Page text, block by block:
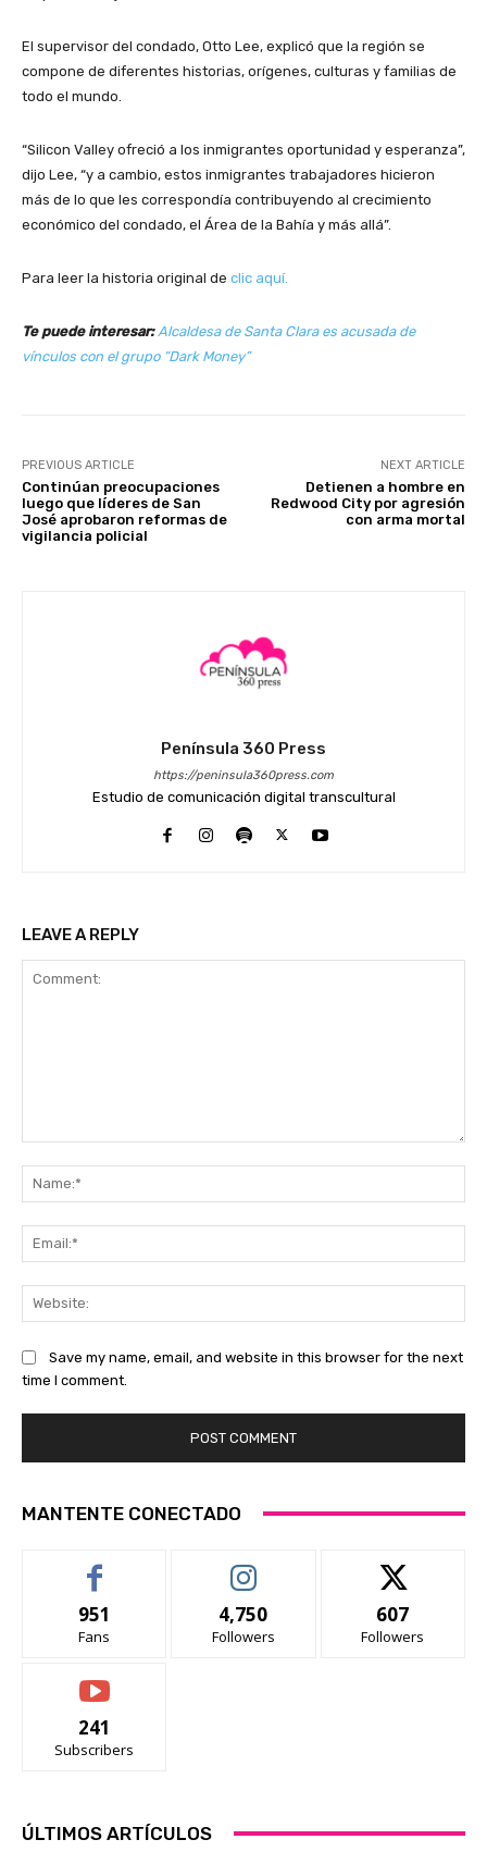
El supervisor del condado, Otto Lee, explicó que la región se
compone de diferentes historias, orígenes, culturas y familias de
todo el mundo.
“Silicon Valley ofreció a los inmigrantes oportunidad y esperanza”,
dijo Lee, “y a cambio, estos inmigrantes trabajadores hicieron
más de lo que les correspondía contribuyendo al crecimiento
económico del condado, el Área de la Bahía y más allá”.
Para leer la historia original de clic aquí.
Te puede interesar: Alcaldesa de Santa Clara es acusada de
vínculos con el grupo “Dark Money”
PREVIOUS ARTICLE
Continúan preocupaciones
luego que líderes de San
José aprobaron reformas de
vigilancia policial
NEXT ARTICLE
Detienen a hombre en
Redwood City por agresión
con arma mortal
Península 360 Press
https://peninsula360press.com
Estudio de comunicación digital transcultural
LEAVE A REPLY
Save my name, email, and website in this browser for the next
time I comment.
MANTENTE CONECTADO
951
Fans
4,750
Followers
607
Followers
241
Subscribers
ÚLTIMOS ARTÍCULOS